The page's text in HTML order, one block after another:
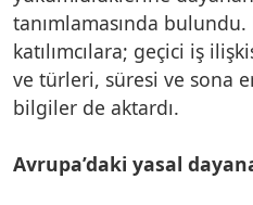
tanımlamasında
katılımcılara; geçici iş
ve türleri, süresi ve sona
bilgiler de aktardı.
Avrupa’daki yasal